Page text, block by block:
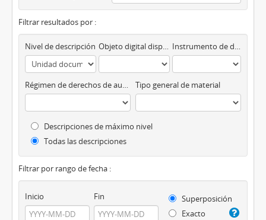
Filtrar resultados por :
Nivel de descripción Objeto digital disponibles Instrumento de descripción
Régimen de derechos de autor Tipo general de material
Descripciones de máximo nivel
Todas las descripciones
Filtrar por rango de fecha :
Inicio Fin
Superposición
Exacto